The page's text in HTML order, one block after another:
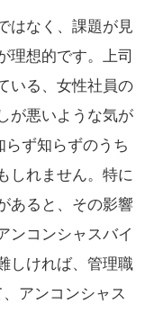
はなく、課題が見
理想的です。上司
いる、女性社員の
が悪いような気が
らず知らずのうち
しれません。特に
あると、その影響
ンコンシャスバイ
しければ、管理職
アンコンシャス